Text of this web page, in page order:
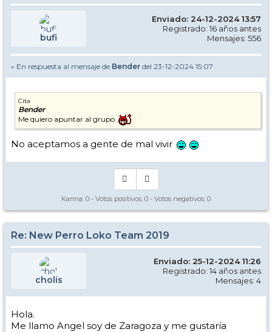
bufi
Enviado: 24-12-2024 13:57
Registrado: 16 años antes
Mensajes: 556
» En respuesta al mensaje de Bender del 23-12-2024 15:07
Cita
Bender
Me quiero apuntar al grupo
No aceptamos a gente de mal vivir
Karma: 0 - Votos positivos: 0 - Votos negativos: 0
Re: New Perro Loko Team 2019
cholis
Enviado: 25-12-2024 11:26
Registrado: 14 años antes
Mensajes: 4
Hola.
Me llamo Angel soy de Zaragoza y me gustaría